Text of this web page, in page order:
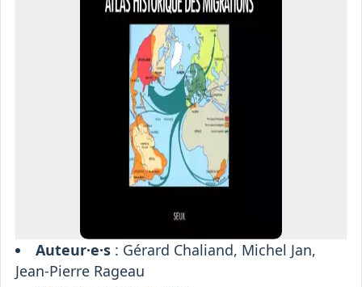
Auteur·e·s: Gérard Chaliand, Michel Jan,
Jean-Pierre Rageau